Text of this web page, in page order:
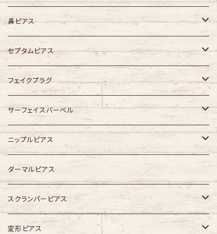
デザイン有り
316Lサージカルステンレス
ジュエル無し
ジュエル有り
サージカルチタン
ジュエル無し
ジュエル有り
鼻ピアス
ジュエル無し
ジュエル有り
セプタムピアス
ジュエル無し
ジュエル有り
フェイクプラグ
ジュエル無し
ジュエル有り
サーフェイスバーベル
ジュエル無し
ジュエル有り
ニップルピアス
ジュエル無し
ジュエル有り
ダーマルピアス
スクランパーピアス
16G
変形ピアス